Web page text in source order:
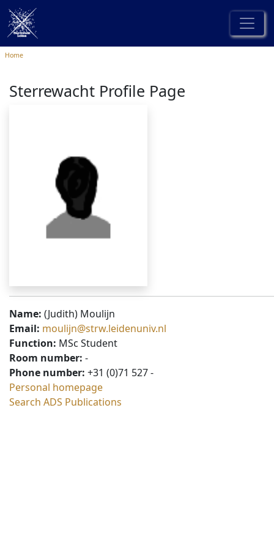
Home
Sterrewacht Profile Page
Name: (Judith) Moulijn
Email: moulijn@strw.leidenuniv.nl
Function: MSc Student
Room number: -
Phone number: +31 (0)71 527 -
Personal homepage
Search ADS Publications